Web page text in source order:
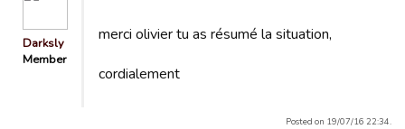
Darksly
Member
merci olivier tu as résumé la situation,
cordialement
Posted on 19/07/16 22:34.